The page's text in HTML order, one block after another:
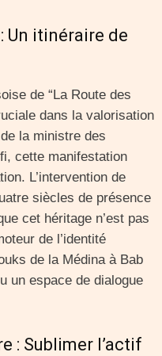
Un itinéraire de
de “La Route des
dans la valorisation
la ministre des
cette manifestation
L’intervention de
siècles de présence
cet héritage n’est pas
de l’identité
de la Médina à Bab
un espace de dialogue
: Sublimer l’actif